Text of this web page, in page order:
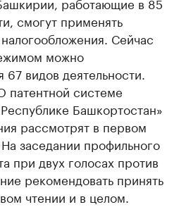
смогут применять
Сейчас
можно
67 видов деятельности.
патентной системе
Башкортостан»
рассмотрят в первом
заседании профильного
при двух голосах против
рекомендовать принять
чтении и в целом.